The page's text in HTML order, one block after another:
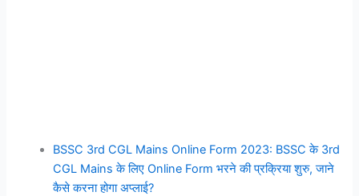
BSSC 3rd CGL Mains Online Form 2023: BSSC के 3rd
CGL Mains के लिए Online Form भरने की प्रक्रिया शुरु, जाने
कैसे करना होगा अप्लाई?